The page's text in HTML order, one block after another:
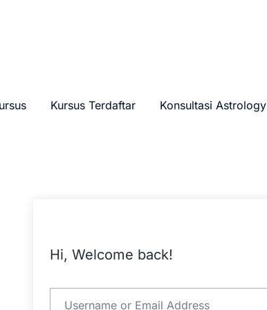
Kursus Terdaftar Konsultasi Astrology
Hi, Welcome back!